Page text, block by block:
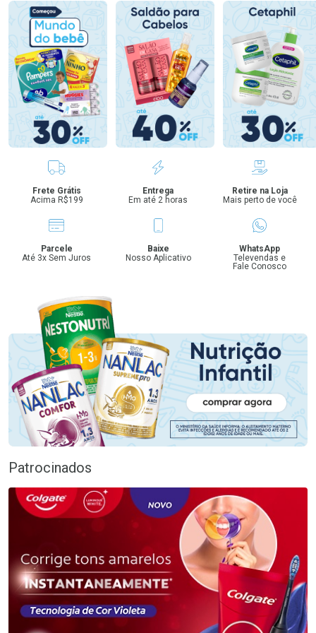
Benefícios
Frete Grátis
Acima R$199
Entrega
Em até 2 horas
Retire na Loja
Mais perto de você
Parcele
Até 3x Sem Juros
Baixe
Nosso Aplicativo
WhatsApp
Televendas e
Fale Conosco
Patrocinados